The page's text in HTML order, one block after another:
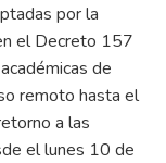
por la
el Decreto 157
de
remoto hasta el
a las
el lunes 10 de